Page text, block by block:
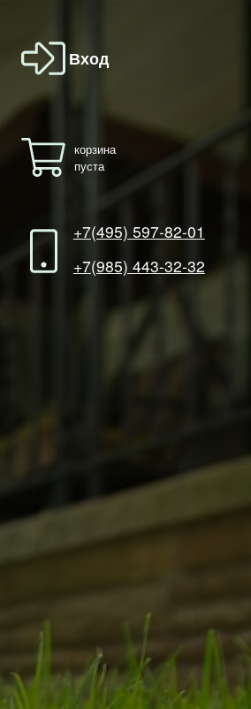
+7(495) 597-82-01
+7(985) 443-32-32
Вход
корзина
пуста